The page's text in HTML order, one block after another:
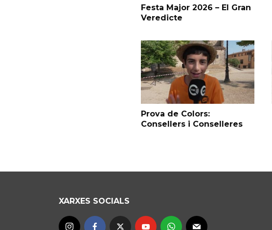
Festa Major 2026 – El Gran
Veredicte
Prova de Colors:
Consellers i Conselleres
XARXES SOCIALS